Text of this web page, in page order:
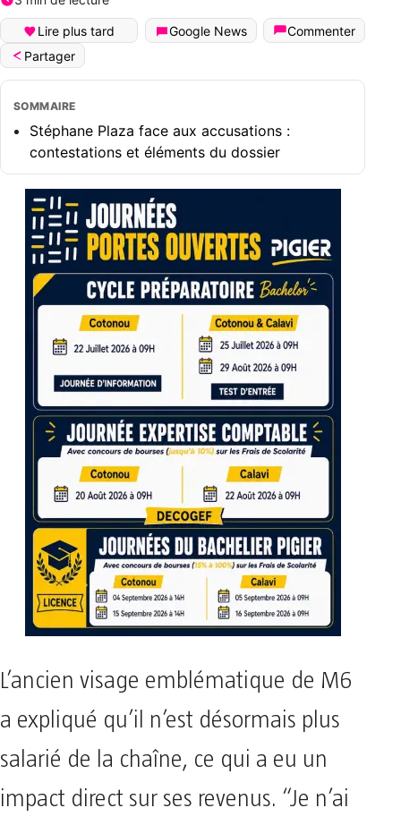
Lire plus tard Google News
Commenter
Partager
SOMMAIRE
Stéphane Plaza face aux accusations :
contestations et éléments du dossier
L’ancien visage emblématique de M6
a expliqué qu’il n’est désormais plus
salarié de la chaîne, ce qui a eu un
impact direct sur ses revenus. “Je n’ai